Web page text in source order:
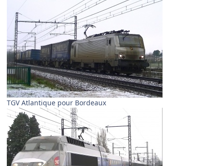
TGV Atlantique pour Bordeaux